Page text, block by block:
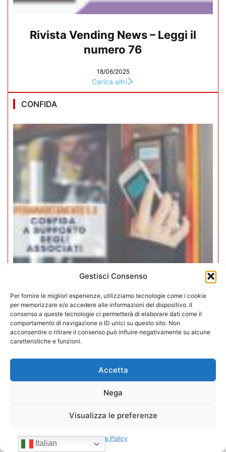
Gestisci Consenso
Per fornire le migliori esperienze, utilizziamo tecnologie come i cookie
per memorizzare e/o accedere alle informazioni del dispositivo. Il
consenso a queste tecnologie ci permetterà di elaborare dati come il
comportamento di navigazione o ID unici su questo sito. Non
acconsentire o ritirare il consenso può influire negativamente su alcune
caratteristiche e funzioni.
Accetta
Nega
Visualizza le preferenze
Cookie Policy
Rivista Vending News – Leggi il
numero 76
18/06/2025
Carica altri
CONFIDA
apre uno sportello dedicato per gli
associati
27/07/2026
Italian